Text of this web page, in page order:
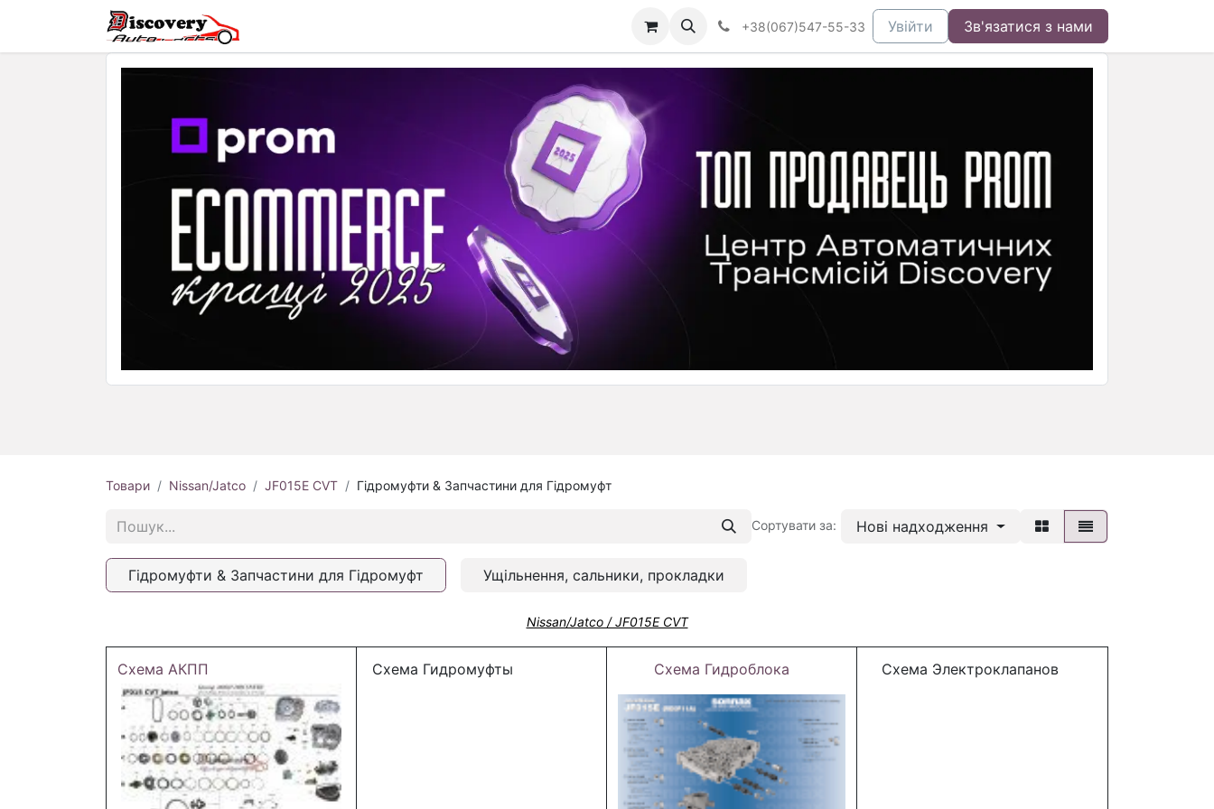
+38(067)547-55-33 Увійти Зв'язатися з нами
Товари Nissan/Jatco JF015E CVT Гідромуфти & Запчастини для Гідромуфт
Сортувати за: Нові надходження
Гідромуфти & Запчастини для Гідромуфт Ущільнення, сальники, прокладки
Nissan/Jatco / JF015E CVT
Схема АКПП Схема Гидромуфты Схема Гидроблока Схема Электроклапанов